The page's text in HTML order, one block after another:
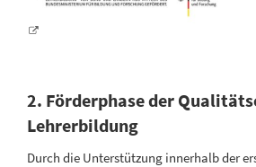
2. Förderphase der
Lehrerbildung
Durch die Unterstützung innerhalb der